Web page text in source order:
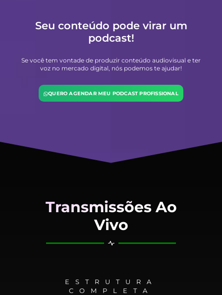
Seu conteúdo pode virar um
podcast!
Se você tem vontade de produzir conteúdo audiovisual e ter
voz no mercado digital, nós podemos te ajudar!
QUERO AGENDAR MEU PODCAST PROFISSIONAL
Transmissões Ao
Vivo
ESTRUTURA
COMPLETA